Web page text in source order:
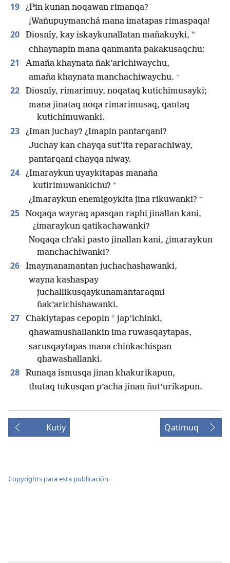
19
¿Pin kunan noqawan rimanqa?
¡Wañupuymanchá mana imatapas rimaspaqa!
20 Diosníy, kay iskaykunallatan mañakuyki, *
chhaynapin mana qanmanta pakakusaqchu:
21
Amaña khaynata ñak’arichiwaychu,
amaña khaynata manchachiwaychu. +
22
Diosníy, rimarimuy, noqataq kutichimusayki;
mana jinataq noqa rimarimusaq, qantaq
kutichimuwanki.
23
¿Iman juchay? ¿Imapin pantarqani?
Juchay kan chayqa sut’ita reparachiway,
pantarqani chayqa niway.
24
¿Imaraykun uyaykitapas manaña
kutirimuwankichu? +
¿Imaraykun enemigoykita jina rikuwanki? +
25
Noqaqa wayraq apasqan raphi jinallan kani,
¿imaraykun qatikachawanki?
Noqaqa ch’aki pasto jinallan kani, ¿imaraykun
manchachiwanki?
26
Imaymanamantan juchachashawanki,
wayna kashaspay
juchallikusqaykunamantaraqmi
ñak’arichishawanki.
27 Chakiytapas cepopin * jap’ichinki,
qhawamushallankin ima ruwasqaytapas,
sarusqaytapas mana chinkachispan
qhawashallanki.
28
Runaqa ismusqa jinan khakurikapun,
thutaq tukusqan p’acha jinan ñut’urikapun.
Kutiy Qatimuq
Copyrights para esta publicación